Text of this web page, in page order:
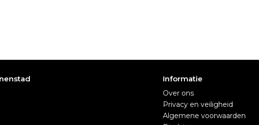
Informatie
Over ons
Privacy en veiligheid
Algemene voorwaarden